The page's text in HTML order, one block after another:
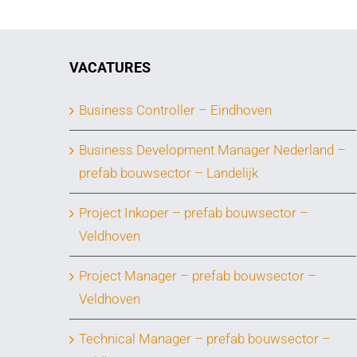
VACATURES
Business Controller – Eindhoven
Business Development Manager Nederland –
prefab bouwsector – Landelijk
Project Inkoper – prefab bouwsector –
Veldhoven
Project Manager – prefab bouwsector –
Veldhoven
Technical Manager – prefab bouwsector –